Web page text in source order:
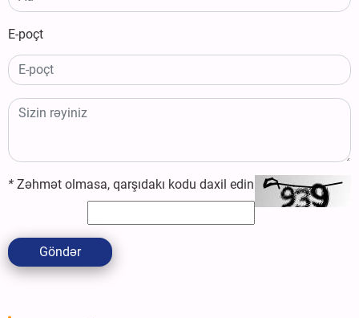
E-poçt
* Zəhmət olmasa, qarşıdakı kodu daxil edin
Göndər